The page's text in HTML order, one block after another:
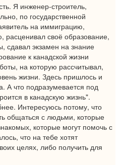
Я инженер-строитель,
по государственной
на иммиграцию,
расценивал своё образование,
сдавал экзамен на знание
к канадской жизни
на которую рассчитывал,
жизни. Здесь пришлось и
А что подразумевается под
в канадскую жизнь".
Интересуюсь потому, что
общаться с людьми, которые
которые могут помочь с
что на тебе хотят
целях, либо получить для